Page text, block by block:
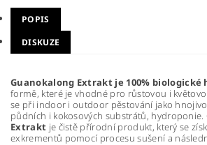
POPIS
DISKUZE
Guanokalong Extrakt je 100% biologické
formě, které je vhodné pro růstovou i
se při indoor i outdoor pěstování jako
půdních i kokosových substrátů, hydroponie.
Extrakt je čistě přírodní produkt, který se
exkrementů pomocí procesu sušení a